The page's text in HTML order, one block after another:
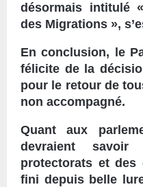
désormais intitulé
des Migrations »,
En conclusion, le
félicite de la
pour le retour de
non accompagné.
Quant aux
devraient
protectorats et
fini depuis belle